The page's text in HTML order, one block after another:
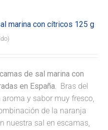
marina con cítricos 125 g
de sal marina con
en España. Bras del
aroma y sabor muy fresco,
de la naranja
nuestra sal en escamas,